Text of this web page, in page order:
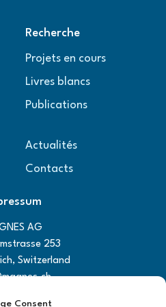
Consent
AG
253
Switzerland
Recherche
Projets en cours
Livres blancs
Publications
Actualités
Contacts